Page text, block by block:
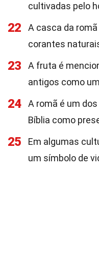
cultivadas pelo
22
A casca da
corantes
23
A fruta é
antigos como
24
A romã é um
Bíblia como
25
Em algumas
um símbolo de